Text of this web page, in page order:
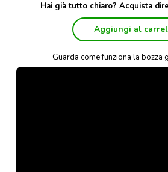
Hai già tutto chiaro? Acquista
Aggiungi al
Guarda come funziona la bozza